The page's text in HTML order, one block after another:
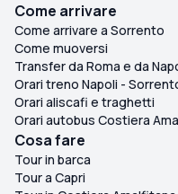
Come arrivare
Come arrivare a Sorrento
Come muoversi
Transfer da Roma e da
Orari treno Napoli -
Orari aliscafi e traghetti
Orari autobus Costiera
Cosa fare
Tour in barca
Tour a Capri